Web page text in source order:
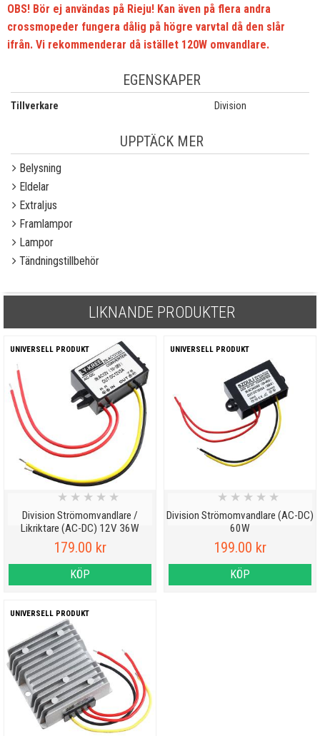
OBS! Bör ej användas på Rieju! Kan även på flera andra
crossmopeder fungera dålig på högre varvtal då den slår
ifrån. Vi rekommenderar då istället 120W omvandlare.
EGENSKAPER
Tillverkare Division
UPPTÄCK MER
Belysning
Eldelar
Extraljus
Framlampor
Lampor
Tändningstillbehör
LIKNANDE PRODUKTER
UNIVERSELL PRODUKT
Division Strömomvandlare /
Likriktare (AC-DC) 12V 36W
★ ★ ★ ★ ★
179.00 kr
KÖP
UNIVERSELL PRODUKT
Division Strömomvandlare (AC-DC)
60W
★ ★ ★ ★ ★
199.00 kr
KÖP
UNIVERSELL PRODUKT